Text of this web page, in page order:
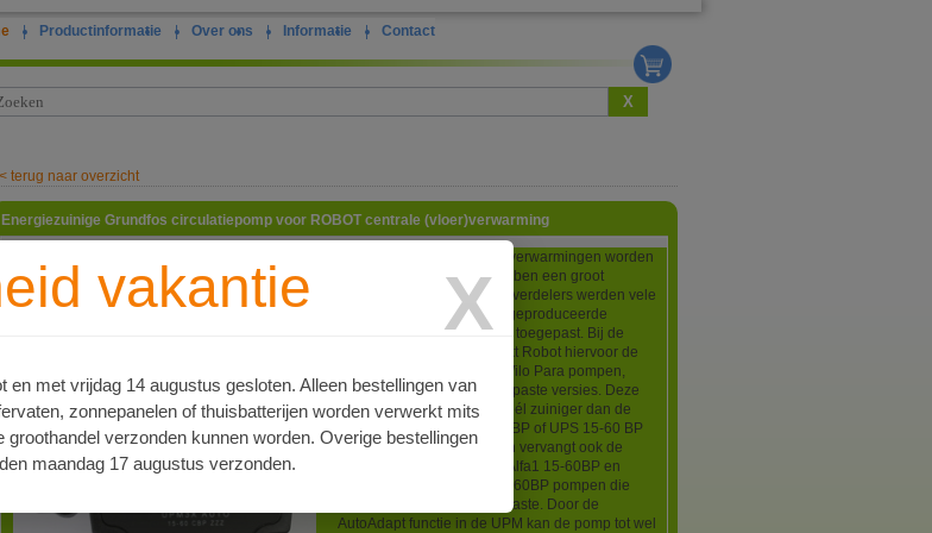
| Productinformatie | Over ons | Informatie | Contact
X
vakantie X
en met vrijdag 14 augustus gesloten. Alleen bestellingen van
zonnepanelen of thuisbatterijen worden verwerkt mits
verzonden kunnen worden. Overige bestellingen
maandag 17 augustus verzonden.
terug naar overzicht
Energiezuinige Grundfos circulatiepomp voor ROBOT centrale (vloer)verwarming
Robot verdelers voor vloerverwarmingen worden
zeer veel toegepast en hebben een groot
marktaandeel. In de Robot verdelers werden vele
jaren speciaal voor Robot geproduceerde
Grundfos circulatiepompen toegepast. Bij de
nieuwere verdelers gebruikt Robot hiervoor de
Grundfos UPM3 15-60 of Wilo Para pompen,
speciaal voor Robot aangepaste versies. Deze
Grundfos UPM3 pomp is véél zuiniger dan de
UPS 15-40 BP, UPS 15-50 BP of UPS 15-60 BP
die Robot eerst toepaste en vervangt ook de
zuinigere Robot/Grundfos Alfa1 15-60BP en
Robot/Grundfos Alpha2 15-60BP pompen die
Robot de laatste jaren toepaste. Door de
AutoAdapt functie in de UPM kan de pomp tot wel